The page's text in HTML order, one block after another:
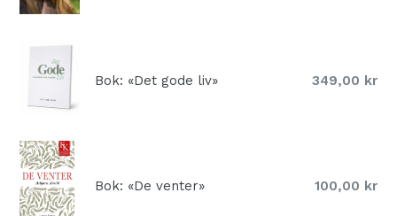
Bok: «Det gode liv»
Normal
349,00 kr
Bok: «De venter»
Normal
100,00 kr